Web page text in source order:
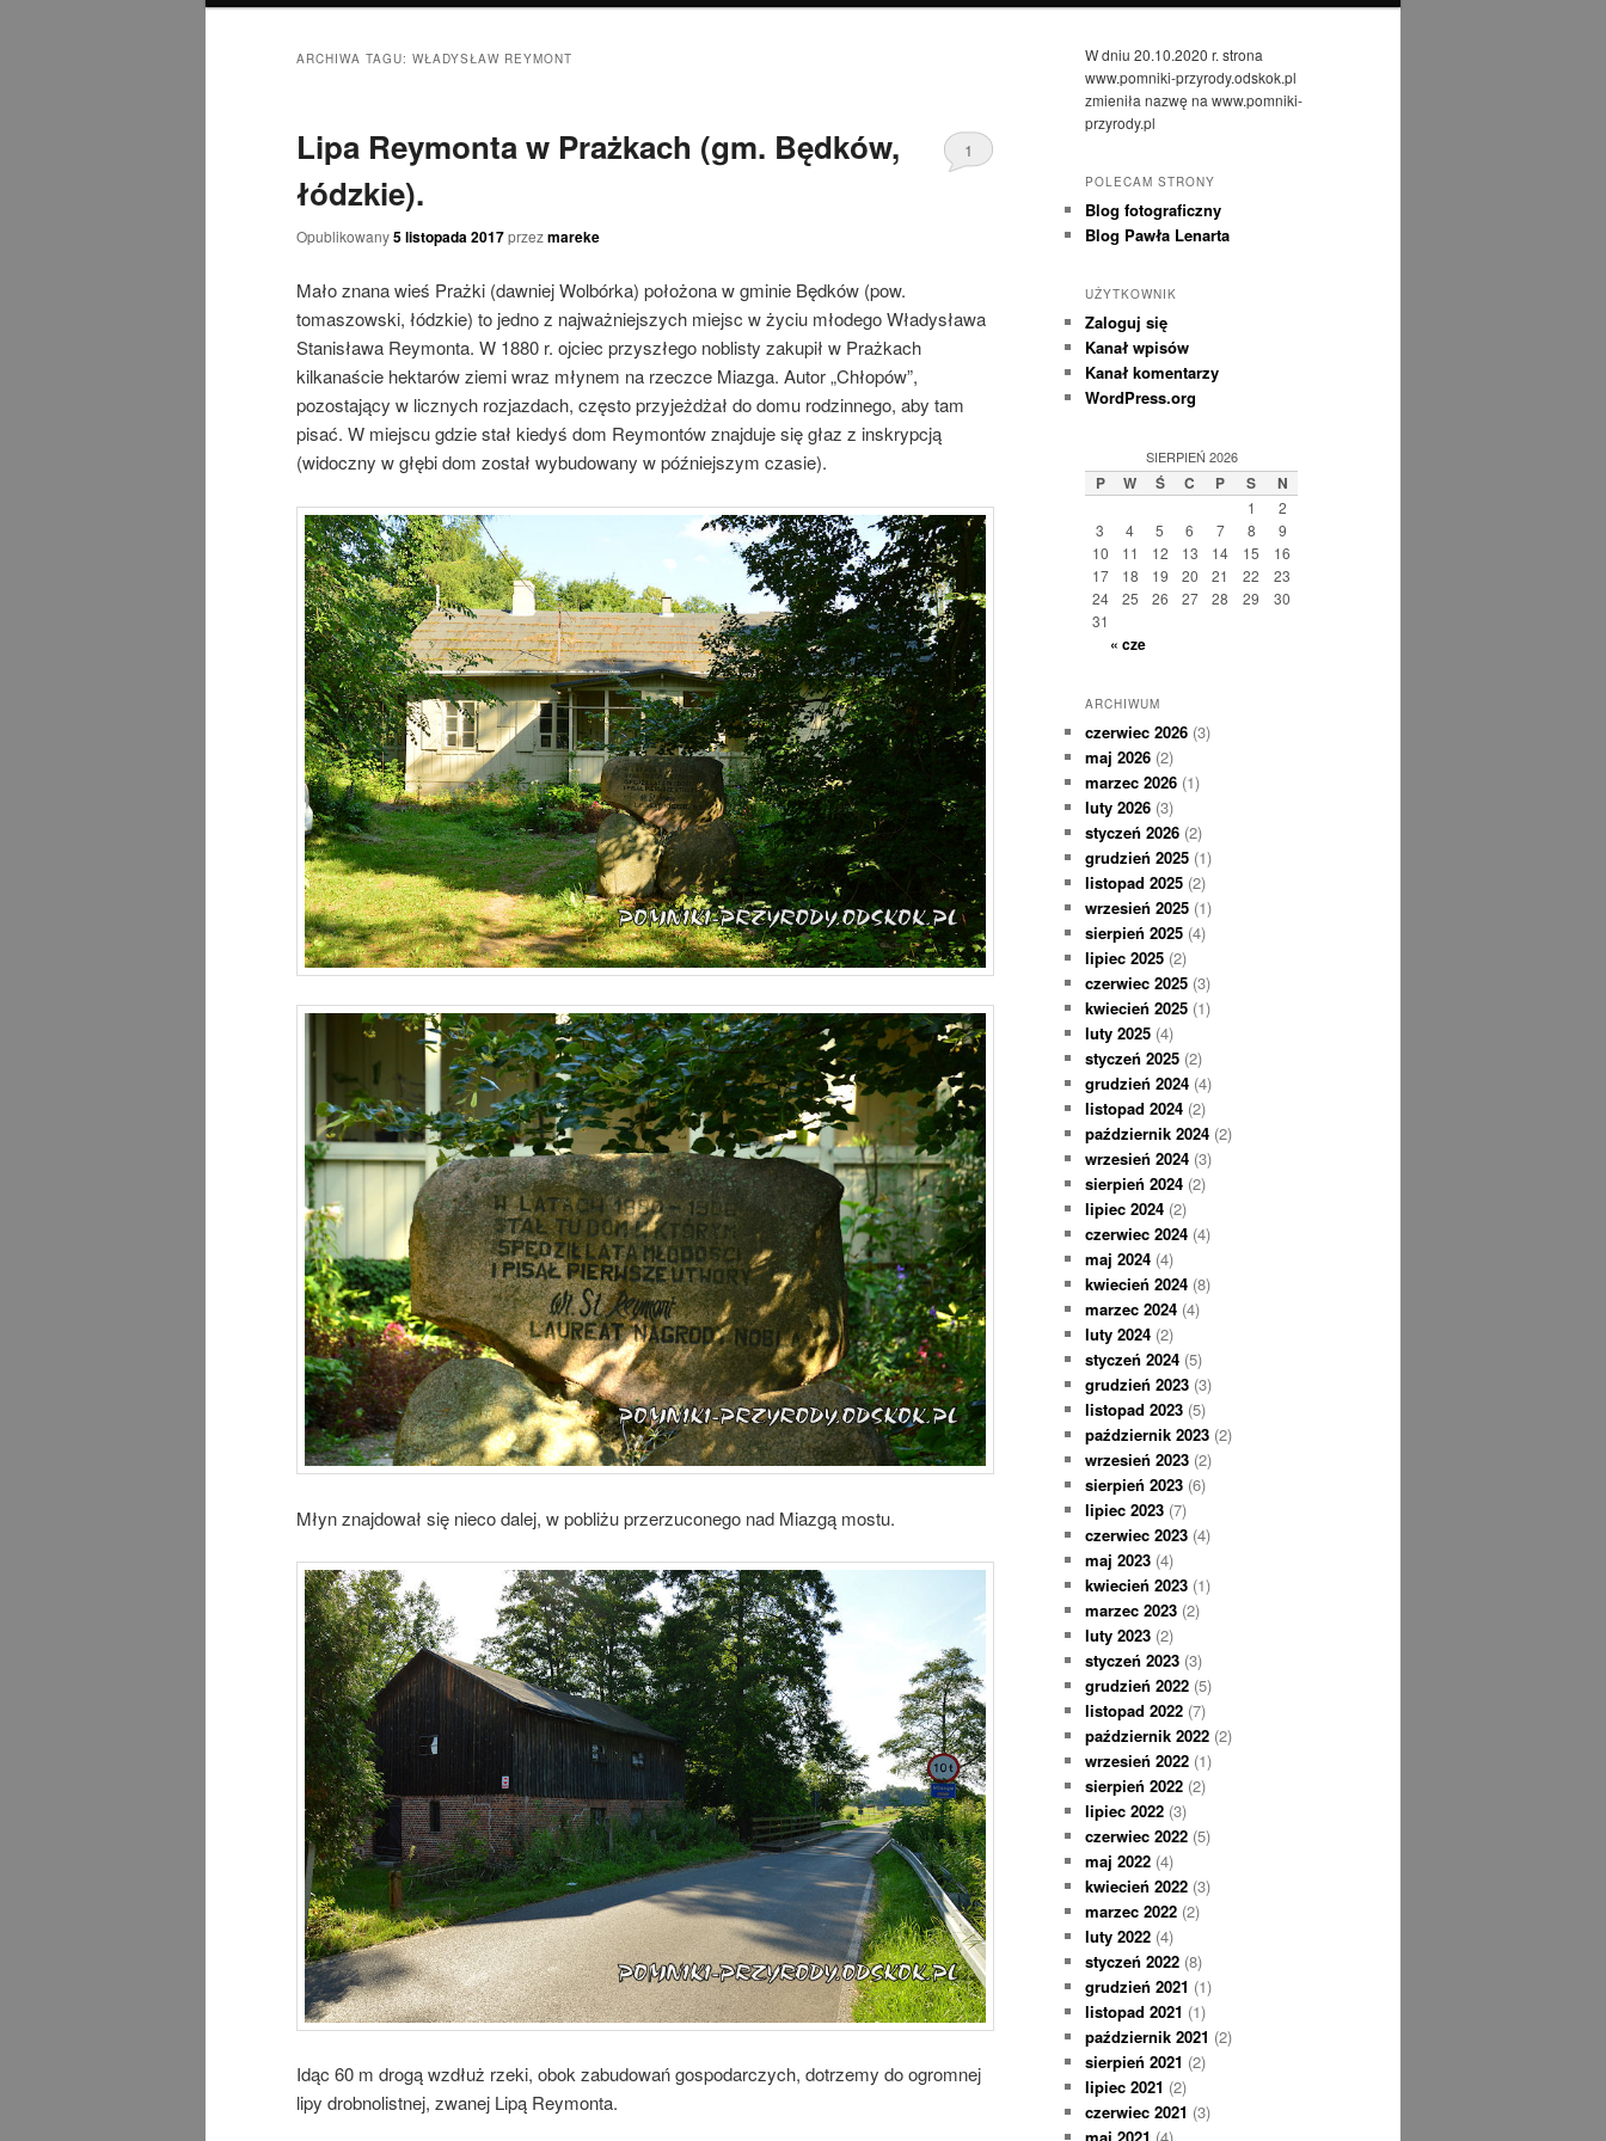
ARCHIWA TAGU: WŁADYSŁAW REYMONT
Lipa Reymonta w Prażkach (gm. Będków,
łódzkie).
Opublikowany5 listopada 2017przezmareke
1
Mało znana wieś Prażki (dawniej Wolbórka) położona w gminie Będków (pow.
tomaszowski, łódzkie) to jedno z najważniejszych miejsc w życiu młodego Władysława
Stanisława Reymonta. W 1880 r. ojciec przyszłego noblisty zakupił w Prażkach
kilkanaście hektarów ziemi wraz młynem na rzeczce Miazga. Autor „Chłopów”,
pozostający w licznych rozjazdach, często przyjeżdżał do domu rodzinnego, aby tam
pisać. W miejscu gdzie stał kiedyś dom Reymontów znajduje się głaz z inskrypcją
(widoczny w głębi dom został wybudowany w późniejszym czasie).
Młyn znajdował się nieco dalej, w pobliżu przerzuconego nad Miazgą mostu.
Idąc 60 m drogą wzdłuż rzeki, obok zabudowań gospodarczych, dotrzemy do ogromnej
lipy drobnolistnej, zwanej Lipą Reymonta.
W dniu 20.10.2020 r. strona
www.pomniki-przyrody.odskok.pl
zmieniła nazwę na www.pomniki-
przyrody.pl
POLECAM STRONY
Blog fotograficzny
Blog Pawła Lenarta
UŻYTKOWNIK
Zaloguj się
Kanał wpisów
Kanał komentarzy
WordPress.org
SIERPIEŃ 2026
P W Ś C P S N
1
2
3
4 5 6 7 8
9
10
11 12 13 14 15
16
17
18 19 20 21 22
23
24
25 26 27 28 29
30
31
« cze
ARCHIWUM
czerwiec 2026 (3)
maj 2026 (2)
marzec 2026 (1)
luty 2026 (3)
styczeń 2026 (2)
grudzień 2025 (1)
listopad 2025 (2)
wrzesień 2025 (1)
sierpień 2025 (4)
lipiec 2025 (2)
czerwiec 2025 (3)
kwiecień 2025 (1)
luty 2025 (4)
styczeń 2025 (2)
grudzień 2024 (4)
listopad 2024 (2)
październik 2024 (2)
wrzesień 2024 (3)
sierpień 2024 (2)
lipiec 2024 (2)
czerwiec 2024 (4)
maj 2024 (4)
kwiecień 2024 (8)
marzec 2024 (4)
luty 2024 (2)
styczeń 2024 (5)
grudzień 2023 (3)
listopad 2023 (5)
październik 2023 (2)
wrzesień 2023 (2)
sierpień 2023 (6)
lipiec 2023 (7)
czerwiec 2023 (4)
maj 2023 (4)
kwiecień 2023 (1)
marzec 2023 (2)
luty 2023 (2)
styczeń 2023 (3)
grudzień 2022 (5)
listopad 2022 (7)
październik 2022 (2)
wrzesień 2022 (1)
sierpień 2022 (2)
lipiec 2022 (3)
czerwiec 2022 (5)
maj 2022 (4)
kwiecień 2022 (3)
marzec 2022 (2)
luty 2022 (4)
styczeń 2022 (8)
grudzień 2021 (1)
listopad 2021 (1)
październik 2021 (2)
sierpień 2021 (2)
lipiec 2021 (2)
czerwiec 2021 (3)